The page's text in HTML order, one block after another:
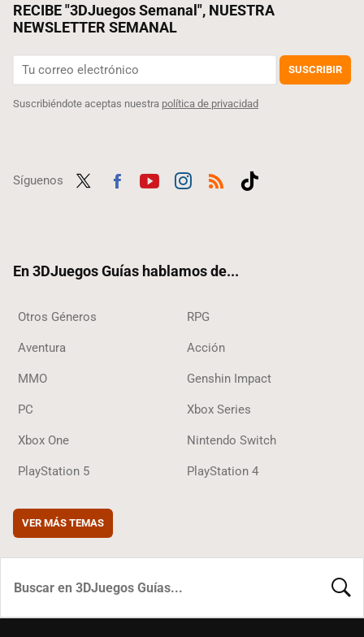
RECIBE "3DJuegos Semanal", NUESTRA
NEWSLETTER SEMANAL
SUSCRIBIR
Suscribiéndote aceptas nuestra política de privacidad
Síguenos
En 3DJuegos Guías hablamos de...
Otros Géneros RPG
Aventura Acción
MMO Genshin Impact
PC Xbox Series
Xbox One Nintendo Switch
PlayStation 5 PlayStation 4
VER MÁS TEMAS